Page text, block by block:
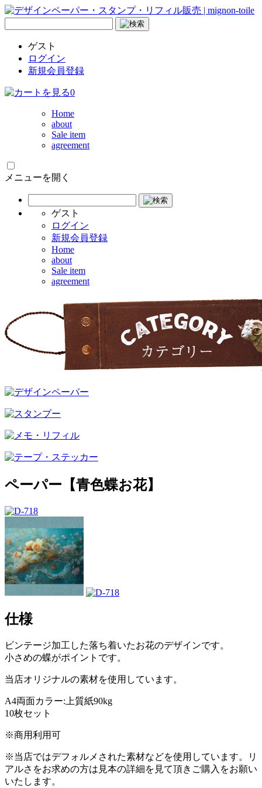
ゲスト
ログイン
新規会員登録
0
Home
about
Sale item
agreement
メニューを開く
ゲスト
ログイン
新規会員登録
Home
about
Sale item
agreement
ペーパー【青色蝶お花】
仕様
ビンテージ加工した落ち着いたお花のデザインです。
小さめの蝶がポイントです。
当店オリジナルの素材を使用しています。
A4両面カラー:上質紙90kg
10枚セット
※商用利用可
※当店ではデフォルメされた素材などを使用しています。リ
アルさをお求めの方は見本の詳細を見て頂きご購入をお願い
いたします。